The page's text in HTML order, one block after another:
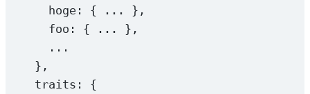
hoge: {
...
},
foo: {
...
},
...
},
traits: {